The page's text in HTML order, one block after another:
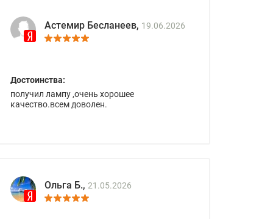
Астемир Бесланеев, 19.06.2026
Достоинства:
получил лампу ,очень хорошее
качество.всем доволен.
Ольга Б., 21.05.2026